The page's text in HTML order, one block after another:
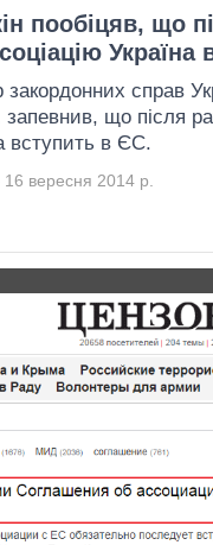
пообіцяв, що
Україна
закордонних справ
що після
вступить в ЄС.
вересня 2014 р.